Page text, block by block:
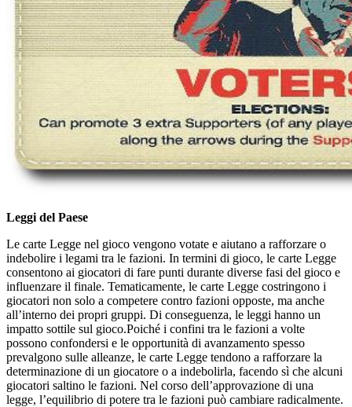
Leggi del Paese
Le carte Legge nel gioco vengono votate e aiutano a rafforzare o
indebolire i legami tra le fazioni. In termini di gioco, le carte Legge
consentono ai giocatori di fare punti durante diverse fasi del gioco e
influenzare il finale. Tematicamente, le carte Legge costringono i
giocatori non solo a competere contro fazioni opposte, ma anche
all’interno dei propri gruppi. Di conseguenza, le leggi hanno un
impatto sottile sul gioco.Poiché i confini tra le fazioni a volte
possono confondersi e le opportunità di avanzamento spesso
prevalgono sulle alleanze, le carte Legge tendono a rafforzare la
determinazione di un giocatore o a indebolirla, facendo sì che alcuni
giocatori saltino le fazioni. Nel corso dell’approvazione di una
legge, l’equilibrio di potere tra le fazioni può cambiare radicalmente.